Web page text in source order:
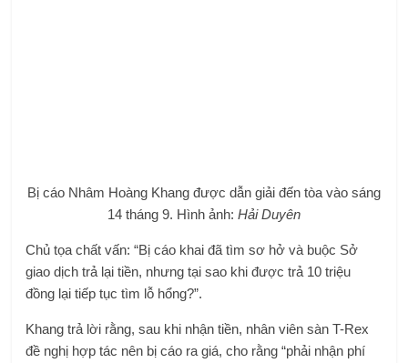
Bị cáo Nhâm Hoàng Khang được dẫn giải đến tòa vào sáng
14 tháng 9. Hình ảnh: Hải Duyên
Chủ tọa chất vấn: “Bị cáo khai đã tìm sơ hở và buộc Sở
giao dịch trả lại tiền, nhưng tại sao khi được trả 10 triệu
đồng lại tiếp tục tìm lỗ hổng?”.
Khang trả lời rằng, sau khi nhận tiền, nhân viên sàn T-Rex
đề nghị hợp tác nên bị cáo ra giá, cho rằng “phải nhận phí